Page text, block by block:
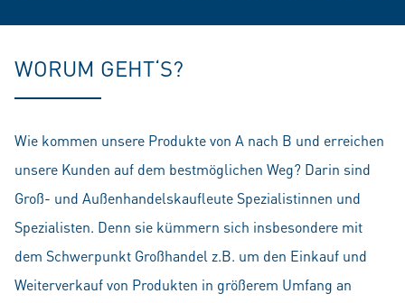
WORUM GEHT‘S?
Wie kommen unsere Produkte von A nach B und erreichen
unsere Kunden auf dem bestmöglichen Weg? Darin sind
Groß- und Außenhandelskaufleute Spezialistinnen und
Spezialisten. Denn sie kümmern sich insbesondere mit
dem Schwerpunkt Großhandel z.B. um den Einkauf und
Weiterverkauf von Produkten in größerem Umfang an